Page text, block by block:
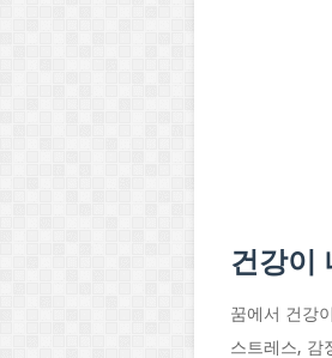
건강이
꿈에서 건강
스트레스, 감